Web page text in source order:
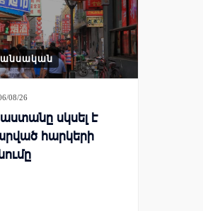
08/26
սկսել է
հարկերի